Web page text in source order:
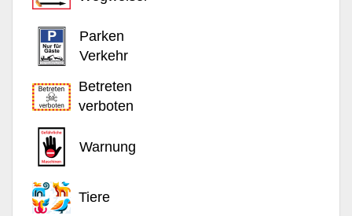
Parken
Verkehr
Betreten
verboten
Warnung
Tiere